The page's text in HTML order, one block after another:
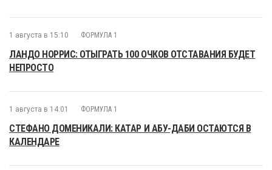
1 августа в 15:10 ФОРМУЛА 1
ЛАНДО НОРРИС: ОТЫГРАТЬ 100 ОЧКОВ ОТСТАВАНИЯ БУДЕТ
НЕПРОСТО
1 августа в 14:01 ФОРМУЛА 1
СТЕФАНО ДОМЕНИКАЛИ: КАТАР И АБУ-ДАБИ ОСТАЮТСЯ В
КАЛЕНДАРЕ